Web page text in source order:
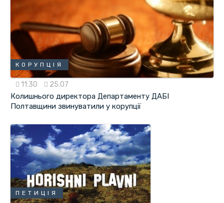
КОРУПЦІЯ
11:30 25.07
Колишнього директора Департаменту ДАБІ
Полтавщини звинуватили у корупції
ПЕТИЦІЯ